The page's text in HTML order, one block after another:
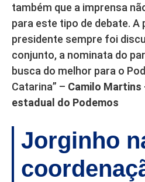
também que a imprensa
para este tipo de debate. A
presidente sempre foi
conjunto, a nominata do
busca do melhor para o
Catarina” – Camilo Martins
estadual do Podemos
Jorginho